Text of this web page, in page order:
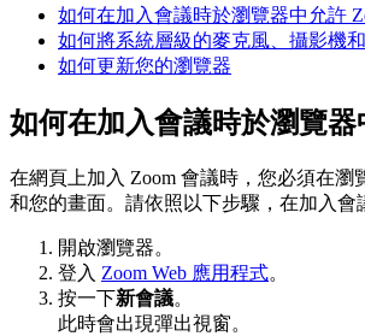
如何在加入會議時於瀏覽器中允許
如何將系統層級的麥克風、攝影機
如何更新您的瀏覽器
如何在加入會議時於瀏覽
在網頁上加入 Zoom 會議時，您必須在
和您的畫面。請依照以下步驟，在加入
開啟瀏覽器。
登入 Zoom Web 應用程式。
按一下新會議。
此時會出現彈出視窗。